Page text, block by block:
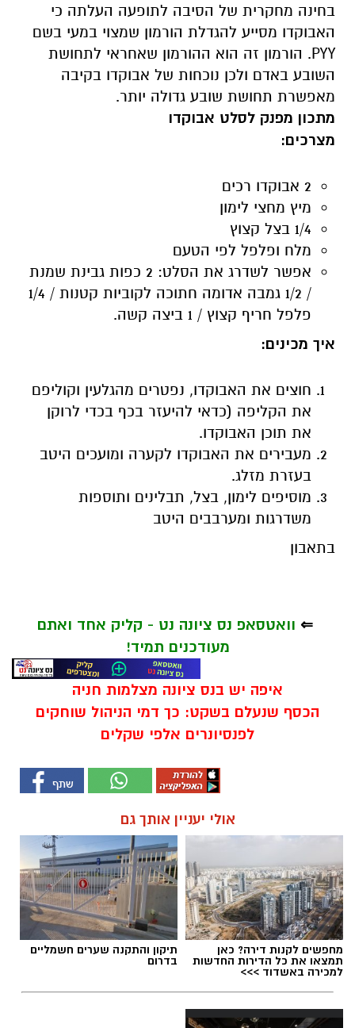
בחינה מחקרית של הסיבה לתופעה העלתה כי
האבוקדו מסייע להגדלת הורמון שמצוי במעי בשם
PYY. הורמון זה הוא ההורמון שאחראי לתחושת
השובע באדם ולכן נוכחות של אבוקדו בקיבה
מאפשרת תחושת שובע גדולה יותר.
מתכון מפנק לסלט אבוקדו
מצרכים:
2 אבוקדו רכים
מיץ מחצי לימון
1/4 בצל קצוץ
מלח ופלפל לפי הטעם
אפשר לשדרג את הסלט: 2 כפות גבינת שמנת
/ 1/2 גמבה אדומה חתוכה לקוביות קטנות / 1/4
פלפל חריף קצוץ / 1 ביצה קשה.
איך מכינים:
חוצים את האבוקדו, נפטרים מהגלעין וקוליפם
את הקליפה (כדאי להיעזר בכף בכדי לרוקן
את תוכן האבוקדו.
מעבירים את האבוקדו לקערה ומועכים היטב
בעזרת מזלג.
מוסיפים לימון, בצל, תבלינים ותוספות
משדרגות ומערבבים היטב
בתאבון
⇐ וואטסאפ נס ציונה נט - קליק אחד ואתם
מעודכנים תמיד!
איפה יש בנס ציונה מצלמות חניה
הכסף שנעלם בשקט: כך דמי הניהול שוחקים
לפנסיונרים אלפי שקלים
אולי יעניין אותך גם
מחפשים לקנות דירה? כאן
תמצאו את כל הדירות החדשות
למכירה באשדוד >>>
תיקון והתקנה שערים חשמליים
בדרום